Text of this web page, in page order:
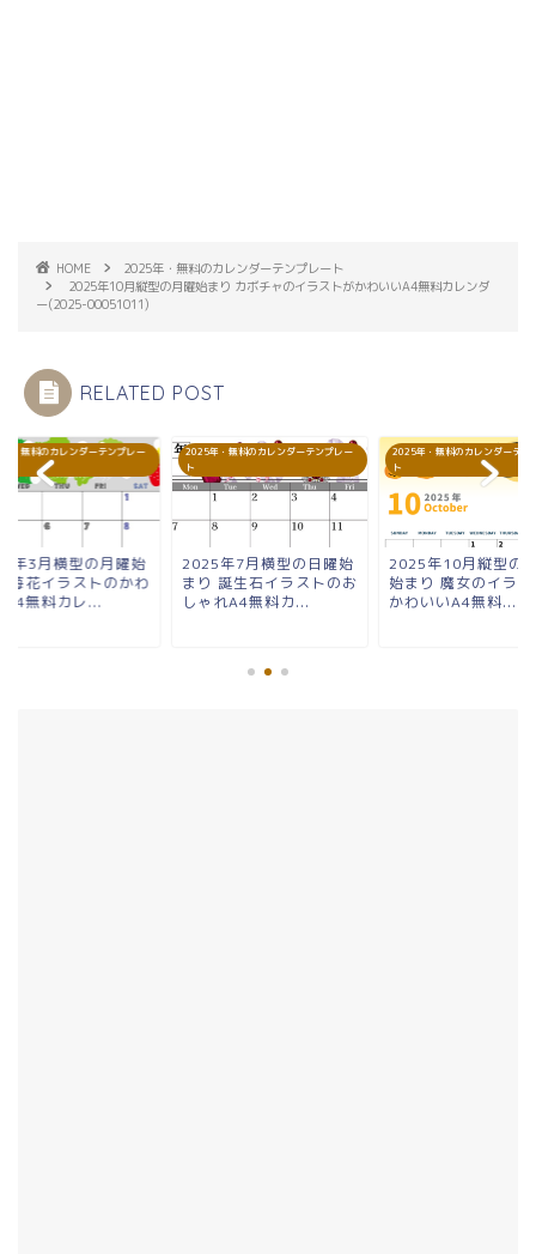
HOME
2025年・無料のカレンダーテンプレート
2025年10月縦型の月曜始まり カボチャのイラストがかわいいA4無料カレンダ
ー(2025-00051011)
RELATED POST
・無料のカレンダーテンプレー
年3月横型の月曜始
苺花イラストのかわ
A4無料カレ...
2025年・無料のカレンダーテンプレー
ト
2025年7月横型の日曜始
まり 誕生石イラストのお
しゃれA4無料カ...
2025年・無料のカレンダーテン
ト
2025年10月縦型の
始まり 魔女のイラ
かわいいA4無料...